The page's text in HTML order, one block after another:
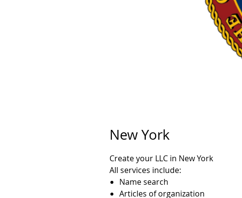
New York
Create your LLC in New York
All services include:
Name search
Articles of organization